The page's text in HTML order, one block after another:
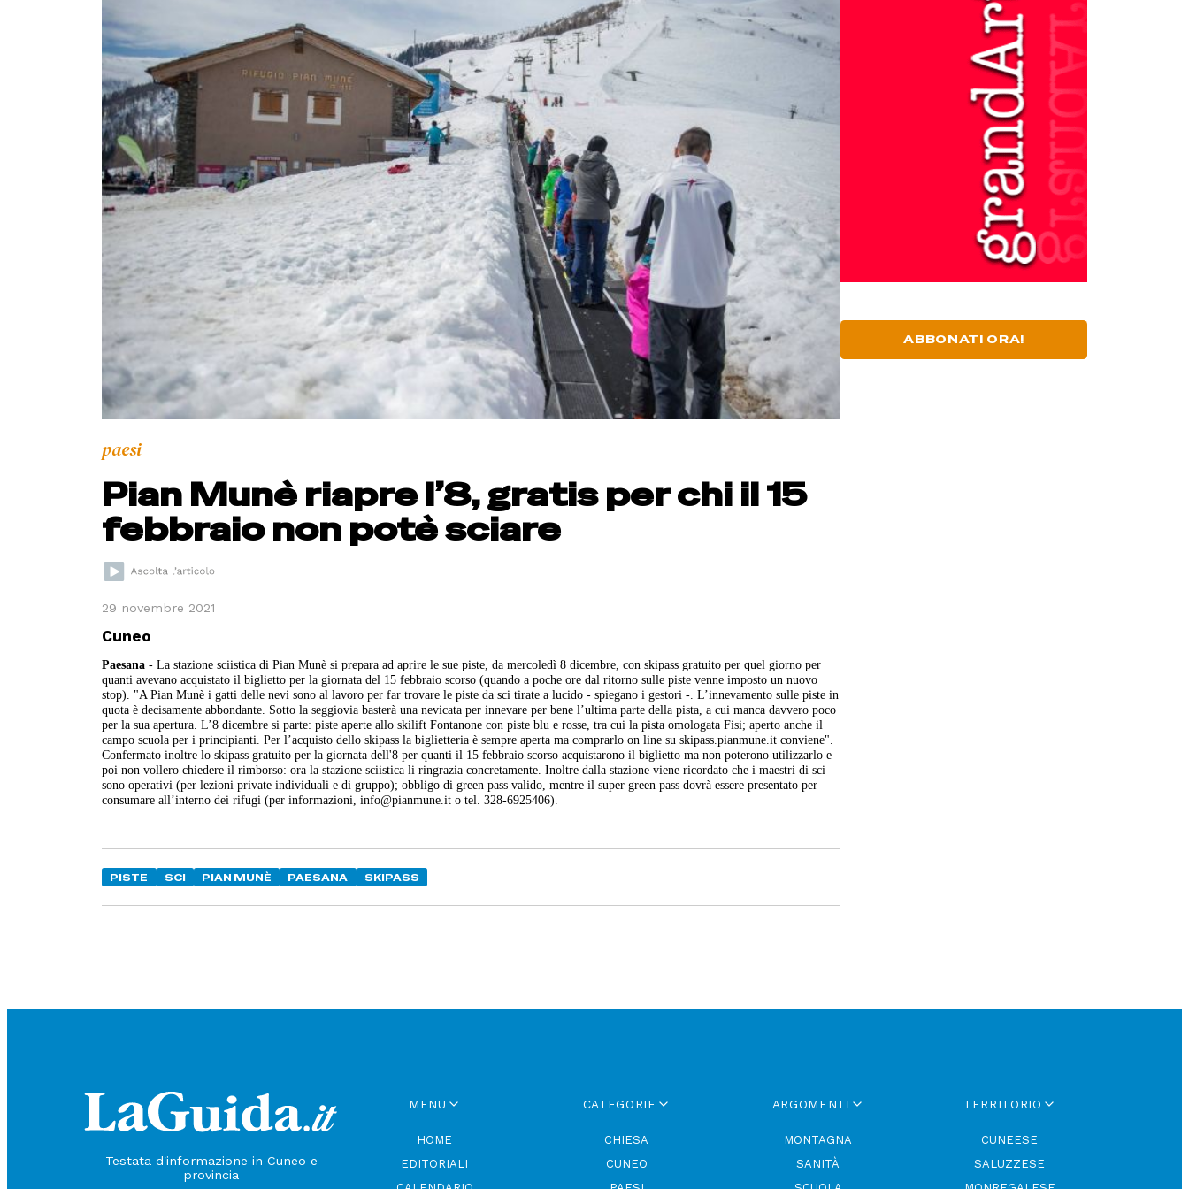
paesi
Pian Munè riapre l’8, gratis per chi il 15
febbraio non potè sciare
29 novembre 2021
Cuneo
Paesana - La stazione sciistica di Pian Munè si prepara ad aprire le sue piste, da mercoledì 8 dicembre, con skipass gratuito per quel giorno per
quanti avevano acquistato il biglietto per la giornata del 15 febbraio scorso (quando a poche ore dal ritorno sulle piste venne imposto un nuovo
stop). "A Pian Munè i gatti delle nevi sono al lavoro per far trovare le piste da sci tirate a lucido - spiegano i gestori -. L’innevamento sulle piste in
quota è decisamente abbondante. Sotto la seggiovia basterà una nevicata per innevare per bene l’ultima parte della pista, a cui manca davvero poco
per la sua apertura. L’8 dicembre si parte: piste aperte allo skilift Fontanone con piste blu e rosse, tra cui la pista omologata Fisi; aperto anche il
campo scuola per i principianti. Per l’acquisto dello skipass la biglietteria è sempre aperta ma comprarlo on line su skipass.pianmune.it conviene".
Confermato inoltre lo skipass gratuito per la giornata dell'8 per quanti il 15 febbraio scorso acquistarono il biglietto ma non poterono utilizzarlo e
poi non vollero chiedere il rimborso: ora la stazione sciistica li ringrazia concretamente. Inoltre dalla stazione viene ricordato che i maestri di sci
sono operativi (per lezioni private individuali e di gruppo); obbligo di green pass valido, mentre il super green pass dovrà essere presentato per
consumare all’interno dei rifugi (per informazioni, info@pianmune.it o tel. 328-6925406).
PISTE SCI PIAN MUNÈ PAESANA SKIPASS
ABBONATI ORA!
Testata d'informazione in Cuneo e
provincia
MENU
HOME
EDITORIALI
CATEGORIE
CHIESA
CUNEO
ARGOMENTI
MONTAGNA
SANITÀ
TERRITORIO
CUNEESE
SALUZZESE